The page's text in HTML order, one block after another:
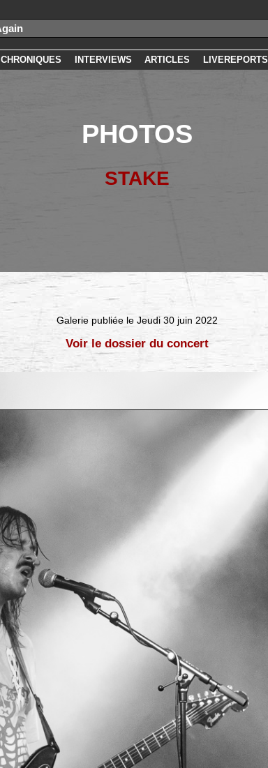
CHRONIQUES INTERVIEWS ARTICLES LIVEREPORTS
PHOTOS
STAKE
Galerie publiée le Jeudi 30 juin 2022
Voir le dossier du concert